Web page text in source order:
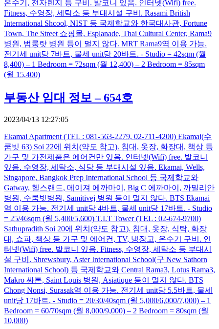
온수기, 전자렌지 등 구비. 발코니 있음. 인터넷(Wifi) free.
Fitness, 수영장, 세탁소 등 부대시설 구비. Rasami British
International Shcool, NIST 등 국제학교와 한국대사관, Fortune
Town, The Street 쇼핑몰, Esplanade, Thai Cultural Center, Rama9
병원, 범룽랏 병원 등이 멀지 않다. MRT Rama9역 이용 가능.
전기세 unit당 7바트, 물세 unit당 20바트. - Studio = 42sqm (월
8,400) – 1 Bedroom = 72sqm (월 12,400) – 2 Bedroom = 85sqm
(월 15,400)
부동산 임대 정보 – 654호
2023/04/13 12:27:05
Ekamai Apartment (TEL : 081-563-2279, 02-711-4200) Ekamai(수
쿰빗 63) Soi 22에 위치(약도 참고). 침대, 옷장, 화장대, 책상 등
가구 및 가전제품은 에어컨만 있음. 인터넷(Wifi) free. 발코니
있음. 수영장, 세탁소, 식당 등 부대시설 있음. Ekamai, Wells,
Singapore, Bangkok Prep International School 등 국제학교와
Gatway, 헬스랜드, 메이져 에까마이, Big C 에까마이, 까밀리안
병원, 수쿰빗병원, Samitivej 병원 등이 멀지 않다. BTS Ekamai
역 이용 가능. 전기세 unit당 4바트, 물세 unit당 17바트. - Studio
= 25/46sqm (월 5,400/5,600) T.I.T Tower (TEL : 02-674-9700)
Sathupradith Soi 20에 위치(약도 참고). 침대, 옷장, 식탁, 화장
대, 쇼파, 책상 등 가구 및 에어컨, TV, 냉장고, 온수기 구비. 인
터넷(Wifi) free. 발코니 있음. Fitness, 수영장, 세탁소 등 부대시
설 구비. Shrewsbury, Aster International School(구 New Sathorn
International School) 등 국제학교와 Central Rama3, Lotus Rama3,
Makro 싸톤, Saint Louis 병원, Asiatique 등이 멀지 않다. BTS
Chong Nonsi, Surasak역 이용 가능. 전기세 unit당 5.5바트, 물세
unit당 17바트. - Studio = 20/30/40sqm (월 5,000/6,000/7,000) – 1
Bedroom = 60/70sqm (월 8,000/9,000) – 2 Bedroom = 80sqm (월
10,000)